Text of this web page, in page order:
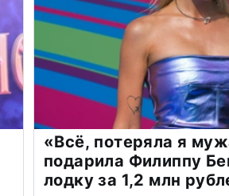
«Всё, потеряла я
подарила Филиппу
лодку за 1,2 млн